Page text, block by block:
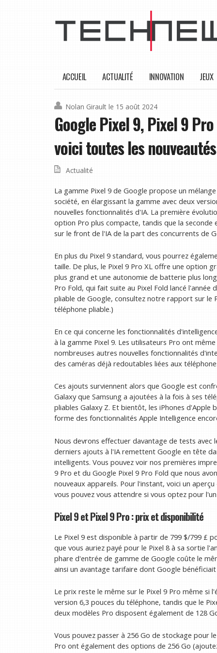
ACCUEIL ACTUALITÉ INNOVATION JEUX
Nolan Girault le 15 août 2024
Google Pixel 9, Pixel 9
voici toutes les nouveautés
Actualité
La gamme Pixel 9 de Google propose un
société, en élargissant la gamme avec deux
nouvelles fonctionnalités d'IA. La première
option Pro plus compacte, tandis que la seconde
sur le front de l'IA de la part des concurrents de
En plus du Pixel 9 standard, vous pourrez
taille. De plus, le Pixel 9 Pro XL offre une option
plus grand et une autonomie de batterie plus
Pro Fold, qui fait suite au Pixel Fold lancé l'année
pliable de Google, consultez notre rapport sur le
téléphone pliable.)
En ce qui concerne les fonctionnalités
à la gamme Pixel 9. Les utilisateurs Pro ont
nombreuses autres nouvelles fonctionnalités
des caméras déjà redoutables liées aux
Ces ajouts surviennent alors que Google est
Galaxy que Samsung a ajoutées à la fois à ses
pliables Galaxy Z. Et bientôt, les iPhones
forme des fonctionnalités Apple Intelligence
Nous devrons effectuer davantage de tests avec
derniers ajouts à l'IA remettent Google en tête
intelligents. Vous pouvez voir nos premières
9 Pro et du Google Pixel 9 Pro Fold que nous
nouveaux appareils. Pour l'instant, voici un
vous pouvez vous attendre si vous optez pour
Pixel 9 et Pixel 9 Pro : prix et disponibilité
Le Pixel 9 est disponible à partir de 799 $/799 £
que vous auriez payé pour le Pixel 8 à sa sortie
phare d'entrée de gamme de Google coûte le
ainsi un avantage tarifaire dont Google
Le prix reste le même sur le Pixel 9 Pro même si
version 6,3 pouces du téléphone, tandis que le
deux modèles Pro disposent également de 128
Vous pouvez passer à 256 Go de stockage pour
Pro ont également des options de 256 Go